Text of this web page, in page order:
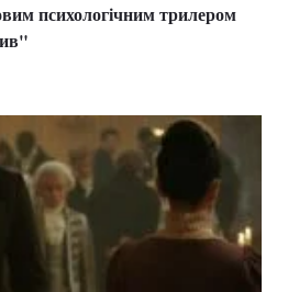
Погода
Статті
Думки
Вакансії
психологічним трилером